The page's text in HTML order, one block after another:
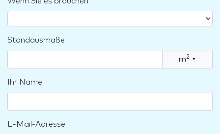
Standausmaße
m2 ▾
Ihr Name
E-Mail-Adresse